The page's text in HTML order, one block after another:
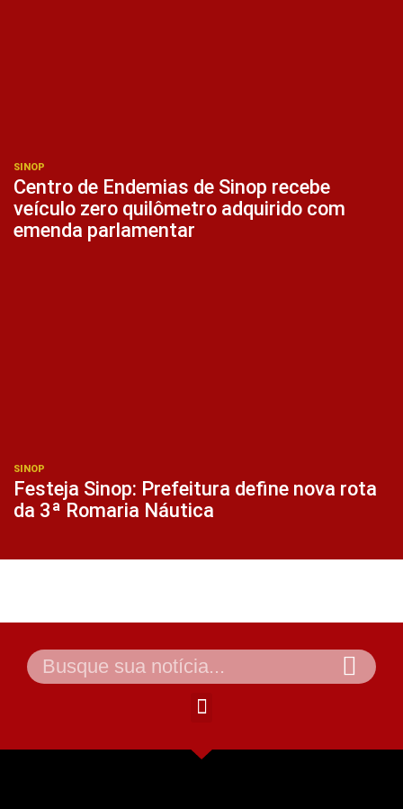
SINOP
Centro de Endemias de Sinop recebe
veículo zero quilômetro adquirido com
emenda parlamentar
SINOP
Festeja Sinop: Prefeitura define nova rota
da 3ª Romaria Náutica